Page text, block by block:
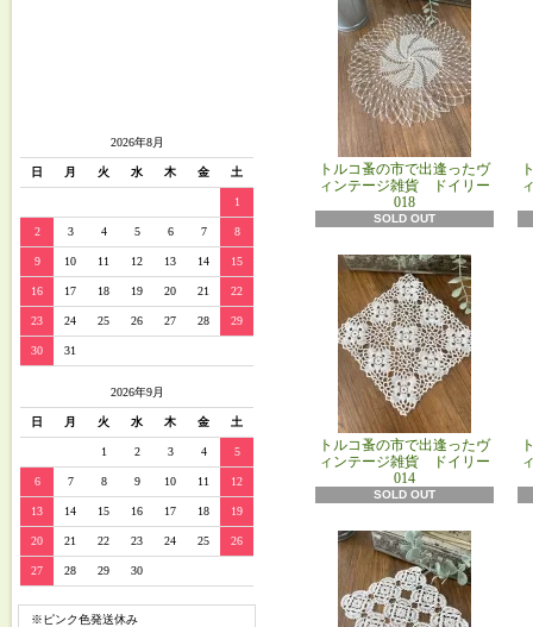
2026年8月
日 月 火 水 木 金 土
1
2 3 4 5 6 7 8
9 10 11 12 13 14 15
16 17 18 19 20 21 22
23 24 25 26 27 28 29
30 31
2026年9月
日 月 火 水 木 金 土
1 2 3 4 5
6 7 8 9 10 11 12
13 14 15 16 17 18 19
20 21 22 23 24 25 26
27 28 29 30
※ピンク色発送休み
トルコ蚤の市で出逢ったヴ
ィンテージ雑貨 ドイリー
018
SOLD OUT
トルコ蚤の市で出逢ったヴ
ィンテージ雑貨 ドイリー
014
SOLD OUT